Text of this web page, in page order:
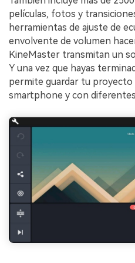
películas, fotos y
herramientas de ajuste de
envolvente de volumen
KineMaster transmitan un
Y una vez que hayas
permite guardar tu
smartphone y con diferentes